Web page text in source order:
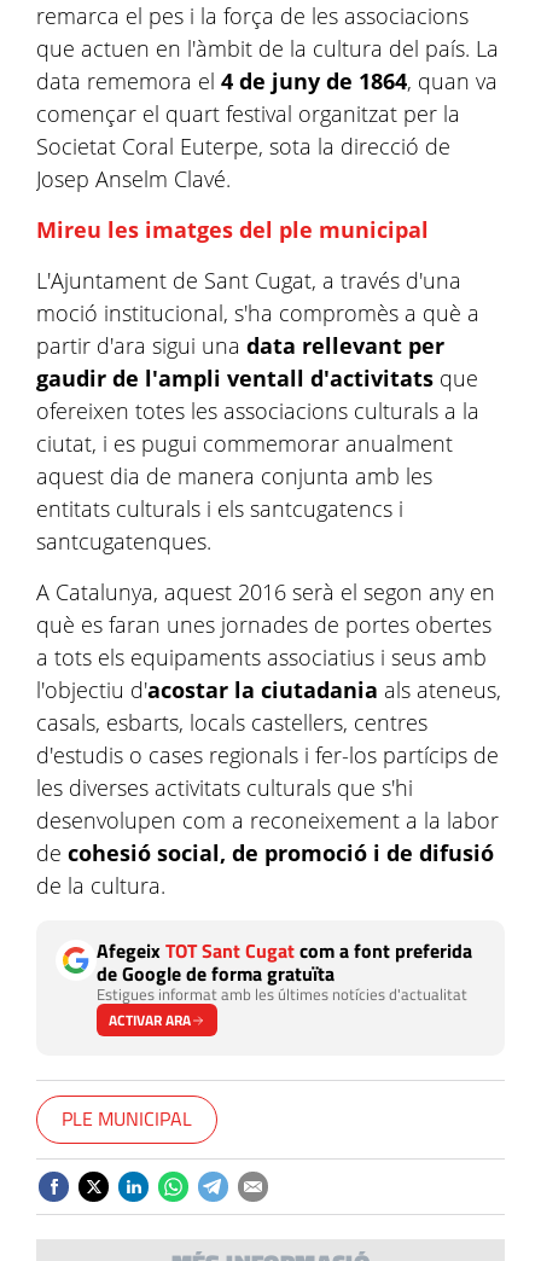
remarca el pes i la força de les associacions
que actuen en l'àmbit de la cultura del país. La
data rememora el 4 de juny de 1864, quan va
començar el quart festival organitzat per la
Societat Coral Euterpe, sota la direcció de
Josep Anselm Clavé.
Mireu les imatges del ple municipal
L'Ajuntament de Sant Cugat, a través d'una
moció institucional, s'ha compromès a què a
partir d'ara sigui una data rellevant per
gaudir de l'ampli ventall d'activitats que
ofereixen totes les associacions culturals a la
ciutat, i es pugui commemorar anualment
aquest dia de manera conjunta amb les
entitats culturals i els santcugatencs i
santcugatenques.
A Catalunya, aquest 2016 serà el segon any en
què es faran unes jornades de portes obertes
a tots els equipaments associatius i seus amb
l'objectiu d'acostar la ciutadania als ateneus,
casals, esbarts, locals castellers, centres
d'estudis o cases regionals i fer-los partícips de
les diverses activitats culturals que s'hi
desenvolupen com a reconeixement a la labor
de cohesió social, de promoció i de difusió
de la cultura.
AfegeixTOT Sant Cugatcom a font preferida
de Google de forma gratuïta
Estigues informat amb les últimes notícies d'actualitat
ACTIVAR ARA
PLE MUNICIPAL